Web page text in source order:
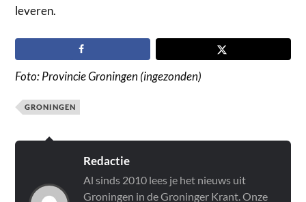
leveren.
Foto: Provincie Groningen (ingezonden)
GRONINGEN
Redactie
Al sinds 2010 lees je het nieuws uit
Groningen in de Groninger Krant. Onze